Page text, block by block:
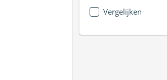
Vergelijken